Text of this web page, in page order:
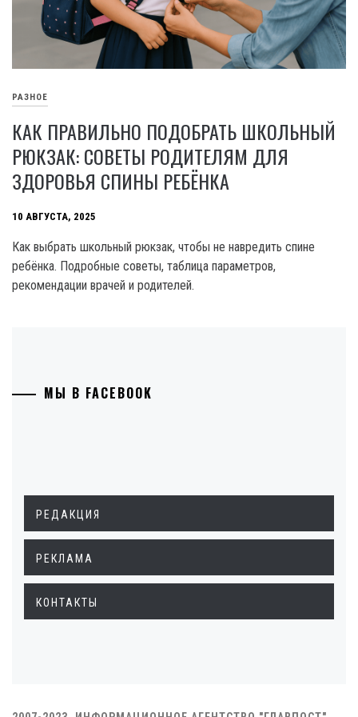
РАЗНОЕ
КАК ПРАВИЛЬНО ПОДОБРАТЬ ШКОЛЬНЫЙ
РЮКЗАК: СОВЕТЫ РОДИТЕЛЯМ ДЛЯ
ЗДОРОВЬЯ СПИНЫ РЕБЁНКА
10 АВГУСТА, 2025
Как выбрать школьный рюкзак, чтобы не навредить спине
ребёнка. Подробные советы, таблица параметров,
рекомендации врачей и родителей.
МЫ В FACEBOOK
РЕДАКЦИЯ
РЕКЛАМА
КОНТАКТЫ